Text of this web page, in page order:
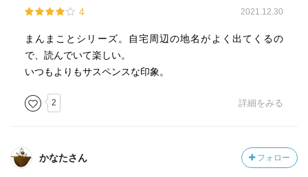
4 2021.12.30
まんまことシリーズ。自宅周辺の地名がよく出てくるの
で、読んでいて楽しい。
いつもよりもサスペンスな印象。
2 詳細をみる
かなたさん フォロー